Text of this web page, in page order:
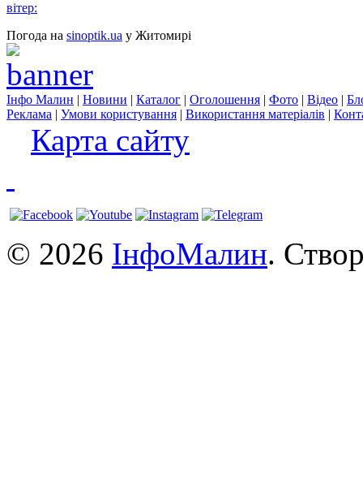
вітер:
Погода на sinoptik.ua у Житомирі
Інфо Малин | Новини | Каталог | Оголошення | Фото | Відео |
Реклама | Умови користування | Використання матеріалів |
Карта сайту
© 2026 ІнфоМалин.